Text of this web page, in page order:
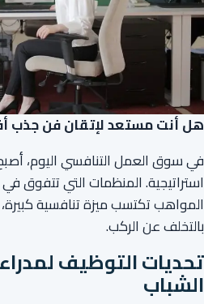
هل أنت مستعد لإتقان فن جذب
في سوق العمل التنافسي اليوم،
استراتيجية. المنظمات التي تتفوق
المواهب تكتسب ميزة تنافسية كبيرة،
بالتخلف عن الركب.
تحديات التوظيف لمدراء
الشباب